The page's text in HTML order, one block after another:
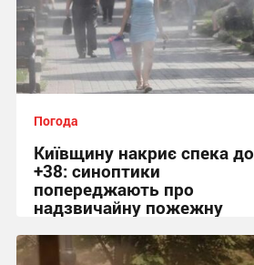
Погода
Київщину накриє спека до
+38: синоптики
попереджають про
надзвичайну пожежну
14:40 вчора